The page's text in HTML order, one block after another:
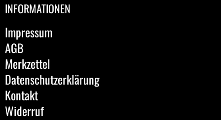
INFORMATIONEN
Impressum
AGB
Merkzettel
Datenschutzerklärung
Kontakt
Widerruf